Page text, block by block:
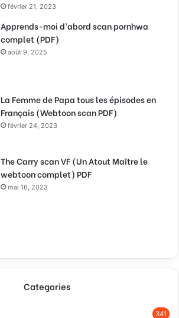
février 21, 2023
Apprends-moi d’abord scan pornhwa
complet (PDF)
août 9, 2025
La Femme de Papa tous les épisodes en
Français (Webtoon scan PDF)
février 24, 2023
The Carry scan VF (Un Atout Maître le
webtoon complet) PDF
mai 16, 2023
Categories
341